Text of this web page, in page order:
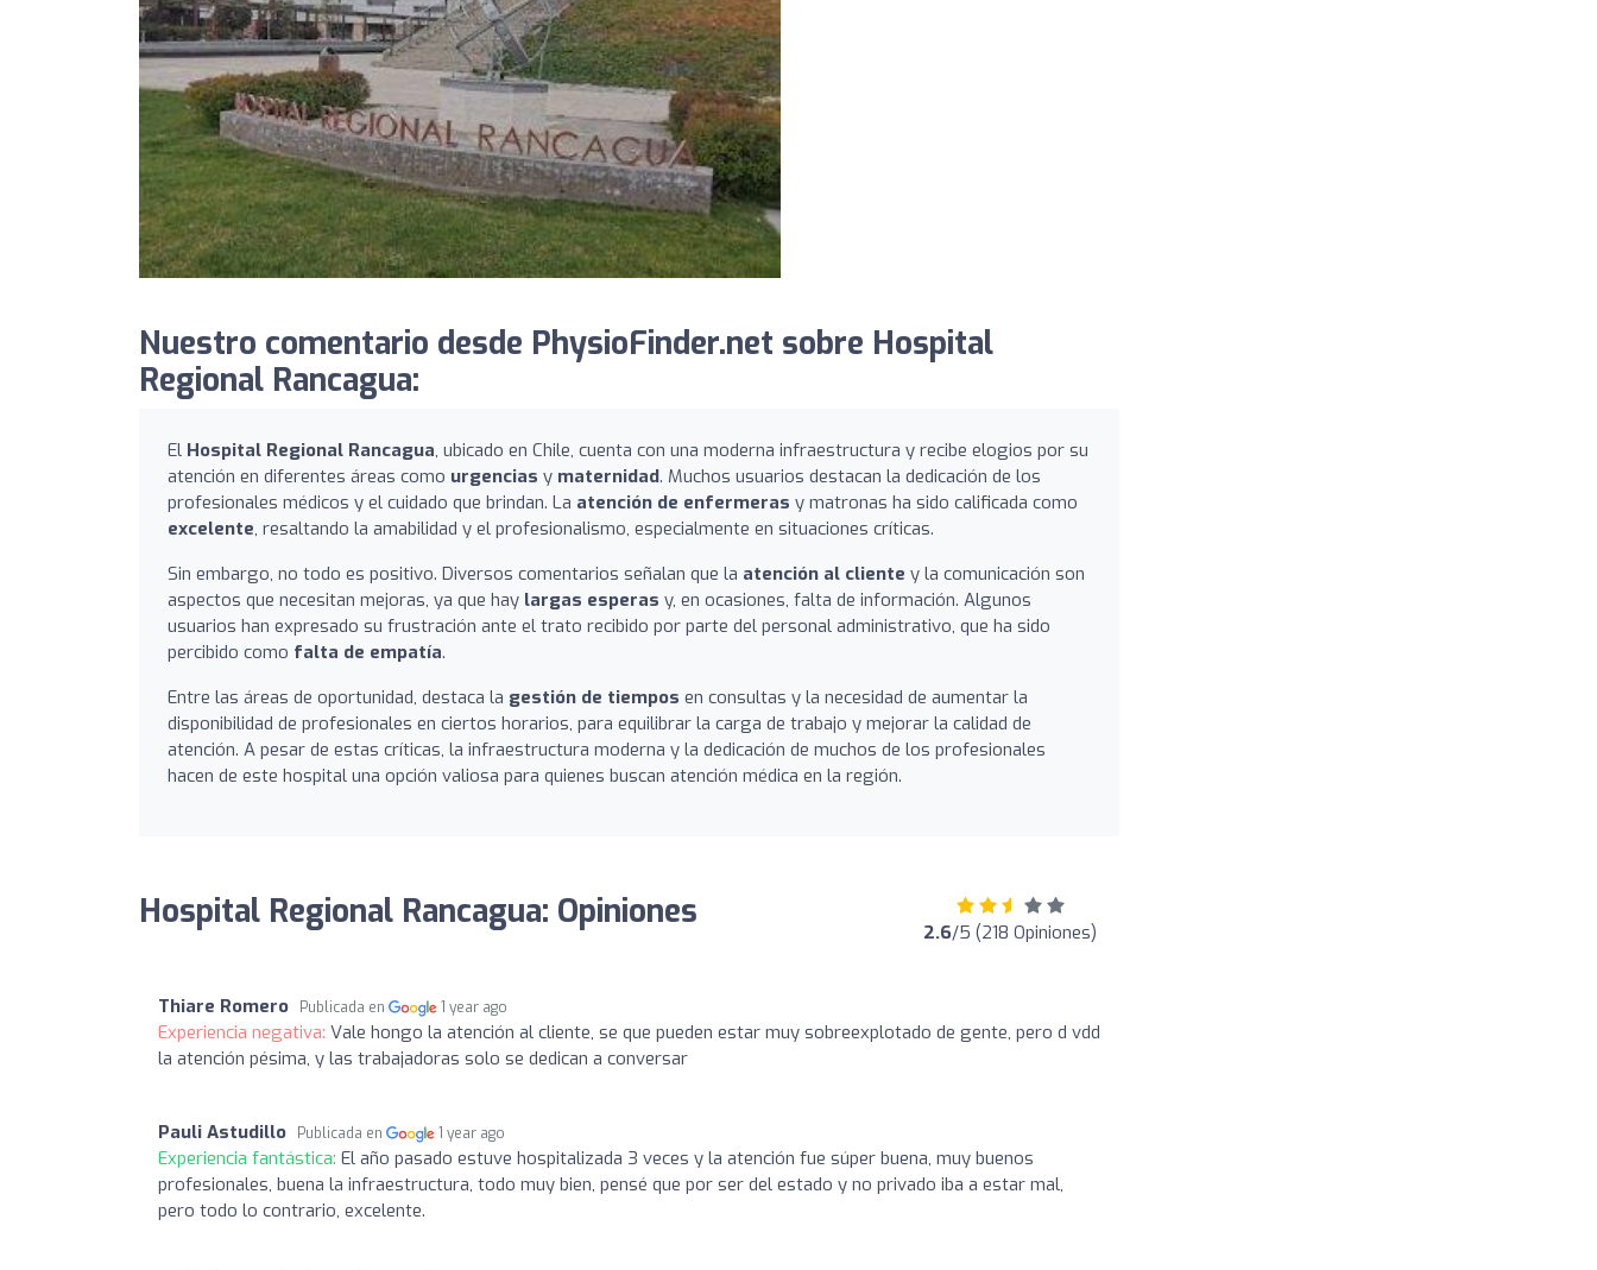
Nuestro comentario desde PhysioFinder.net sobre Hospital
Regional Rancagua:
El Hospital Regional Rancagua, ubicado en Chile, cuenta con una moderna infraestructura y recibe elogios por su
atención en diferentes áreas como urgencias y maternidad. Muchos usuarios destacan la dedicación de los
profesionales médicos y el cuidado que brindan. La atención de enfermeras y matronas ha sido calificada como
excelente, resaltando la amabilidad y el profesionalismo, especialmente en situaciones críticas.
Sin embargo, no todo es positivo. Diversos comentarios señalan que la atención al cliente y la comunicación son
aspectos que necesitan mejoras, ya que hay largas esperas y, en ocasiones, falta de información. Algunos
usuarios han expresado su frustración ante el trato recibido por parte del personal administrativo, que ha sido
percibido como falta de empatía.
Entre las áreas de oportunidad, destaca la gestión de tiempos en consultas y la necesidad de aumentar la
disponibilidad de profesionales en ciertos horarios, para equilibrar la carga de trabajo y mejorar la calidad de
atención. A pesar de estas críticas, la infraestructura moderna y la dedicación de muchos de los profesionales
hacen de este hospital una opción valiosa para quienes buscan atención médica en la región.
Hospital Regional Rancagua: Opiniones 2.6/5 (218 Opiniones)
Thiare Romero Publicada en 1 year ago
Experiencia negativa: Vale hongo la atención al cliente, se que pueden estar muy sobreexplotado de gente, pero d vdd
la atención pésima, y las trabajadoras solo se dedican a conversar
Pauli Astudillo Publicada en 1 year ago
Experiencia fantástica: El año pasado estuve hospitalizada 3 veces y la atención fue súper buena, muy buenos
profesionales, buena la infraestructura, todo muy bien, pensé que por ser del estado y no privado iba a estar mal,
pero todo lo contrario, excelente.